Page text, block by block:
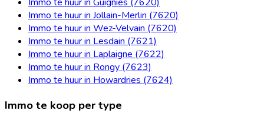
Immo te huur in Jollain-Merlin (7620)
Immo te huur in Wez-Velvain (7620)
Immo te huur in Lesdain (7621)
Immo te huur in Laplaigne (7622)
Immo te huur in Rongy (7623)
Immo te huur in Howardries (7624)
Immo te koop per type